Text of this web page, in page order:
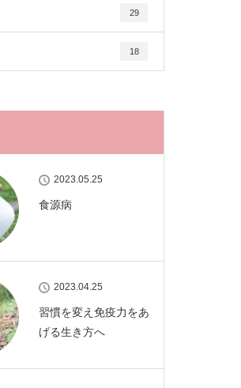
29
18
2023.05.25
食源病
2023.04.25
習慣を変え免疫力をあ
げる生き方へ